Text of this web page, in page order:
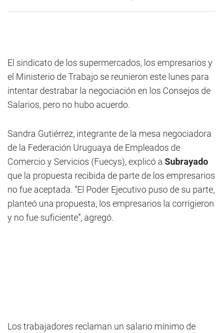
El sindicato de los supermercados, los empresarios y
el Ministerio de Trabajo se reunieron este lunes para
intentar destrabar la negociación en los Consejos de
Salarios, pero no hubo acuerdo.
Sandra Gutiérrez, integrante de la mesa negociadora
de la Federación Uruguaya de Empleados de
Comercio y Servicios (Fuecys), explicó a Subrayado
que la propuesta recibida de parte de los empresarios
no fue aceptada. “El Poder Ejecutivo puso de su parte,
planteó una propuesta, los empresarios la corrigieron
y no fue suficiente”, agregó.
Los trabajadores reclaman un salario mínimo de